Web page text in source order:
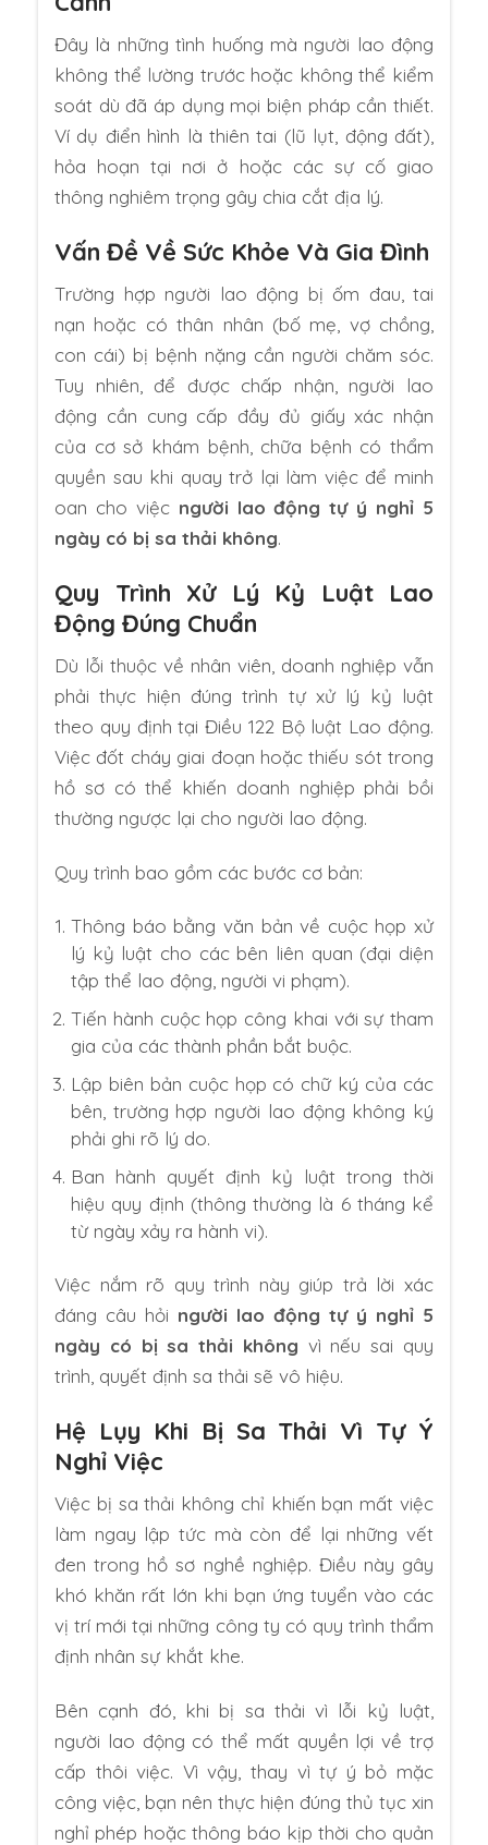
Đây là những tình huống mà người lao động
không thể lường trước hoặc không thể kiểm
soát dù đã áp dụng mọi biện pháp cần thiết.
Ví dụ điển hình là thiên tai (lũ lụt, động đất),
hỏa hoạn tại nơi ở hoặc các sự cố giao
thông nghiêm trọng gây chia cắt địa lý.
Vấn Đề Về Sức Khỏe Và Gia Đình
Trường hợp người lao động bị ốm đau, tai
nạn hoặc có thân nhân (bố mẹ, vợ chồng,
con cái) bị bệnh nặng cần người chăm sóc.
Tuy nhiên, để được chấp nhận, người lao
động cần cung cấp đầy đủ giấy xác nhận
của cơ sở khám bệnh, chữa bệnh có thẩm
quyền sau khi quay trở lại làm việc để minh
oan cho việc người lao động tự ý nghỉ 5
ngày có bị sa thải không.
Quy Trình Xử Lý Kỷ Luật Lao
Động Đúng Chuẩn
Dù lỗi thuộc về nhân viên, doanh nghiệp vẫn
phải thực hiện đúng trình tự xử lý kỷ luật
theo quy định tại Điều 122 Bộ luật Lao động.
Việc đốt cháy giai đoạn hoặc thiếu sót trong
hồ sơ có thể khiến doanh nghiệp phải bồi
thường ngược lại cho người lao động.
Quy trình bao gồm các bước cơ bản:
Thông báo bằng văn bản về cuộc họp xử
lý kỷ luật cho các bên liên quan (đại diện
tập thể lao động, người vi phạm).
Tiến hành cuộc họp công khai với sự tham
gia của các thành phần bắt buộc.
Lập biên bản cuộc họp có chữ ký của các
bên, trường hợp người lao động không ký
phải ghi rõ lý do.
Ban hành quyết định kỷ luật trong thời
hiệu quy định (thông thường là 6 tháng kể
từ ngày xảy ra hành vi).
Việc nắm rõ quy trình này giúp trả lời xác
đáng câu hỏi người lao động tự ý nghỉ 5
ngày có bị sa thải không vì nếu sai quy
trình, quyết định sa thải sẽ vô hiệu.
Hệ Lụy Khi Bị Sa Thải Vì Tự Ý
Nghỉ Việc
Việc bị sa thải không chỉ khiến bạn mất việc
làm ngay lập tức mà còn để lại những vết
đen trong hồ sơ nghề nghiệp. Điều này gây
khó khăn rất lớn khi bạn ứng tuyển vào các
vị trí mới tại những công ty có quy trình thẩm
định nhân sự khắt khe.
Bên cạnh đó, khi bị sa thải vì lỗi kỷ luật,
người lao động có thể mất quyền lợi về trợ
cấp thôi việc. Vì vậy, thay vì tự ý bỏ mặc
công việc, bạn nên thực hiện đúng thủ tục xin
nghỉ phép hoặc thông báo kịp thời cho quản